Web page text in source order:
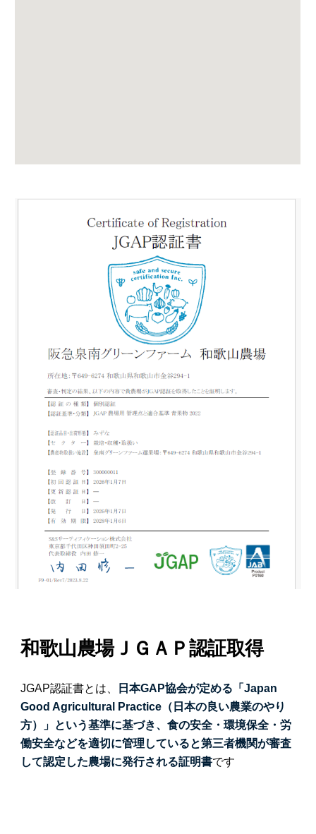
和歌山農場ＪＧＡＰ認証取得
JGAP認証書とは、
日本GAP協会が定める「Japan
Good Agricultural Practice（日本の良い農業のやり
方）」という基準に基づき、食の安全・環境保全・労
働安全などを適切に管理していると第三者機関が審査
して認定した農場に発行される証明書です